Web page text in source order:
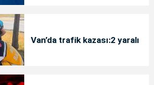
Van’da trafik kazası:2 yaralı